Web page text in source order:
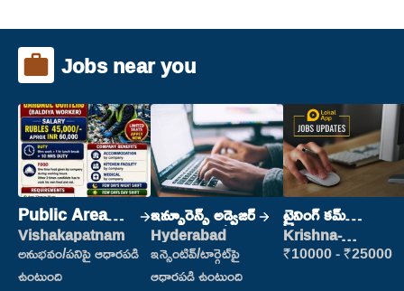
Jobs near you
Public Area
Cleaner
Vishakapatnam
అనుభవం/పనిపై ఆధారపడి
ఉంటుంది
ఇన్సూరెన్స్ అడ్వైజర్
Hyderabad
ఇన్సెంటివ్/టార్గెట్‌పై
ఆధారపడి ఉంటుంది
ట్రైనింగ్ కమ్
ప్లేస్‌మెంట్
Krishna-
vijayawada
₹10000 - ₹25000